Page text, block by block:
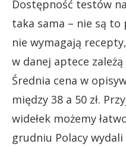
Dostępność testów
taka sama – nie są
nie wymagają
w danej aptece
Średnia cena w
między 38 a 50 zł.
widełek możemy
grudniu Polacy